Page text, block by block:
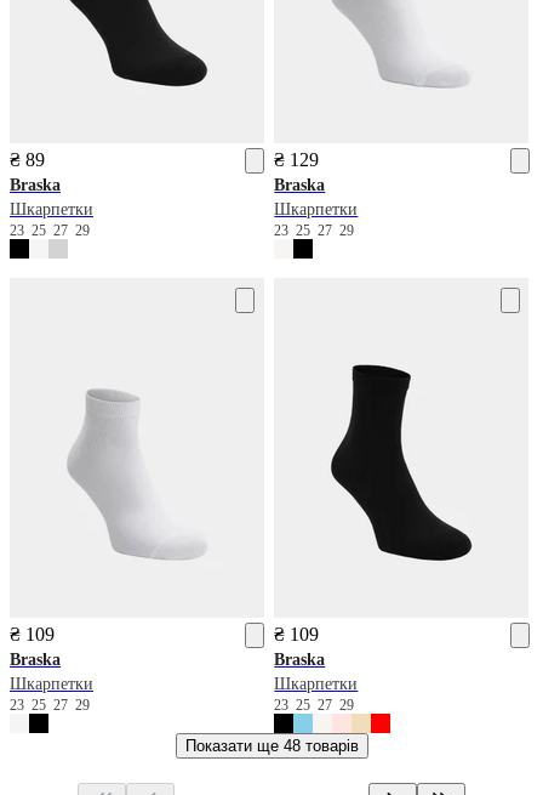
₴ 89
Braska
Шкарпетки
23 25 27 29
₴ 129
Braska
Шкарпетки
23252729
₴ 109
Braska
Шкарпетки
23 25 27 29
₴ 109
Braska
Шкарпетки
23252729
Показати ще 48 товарів